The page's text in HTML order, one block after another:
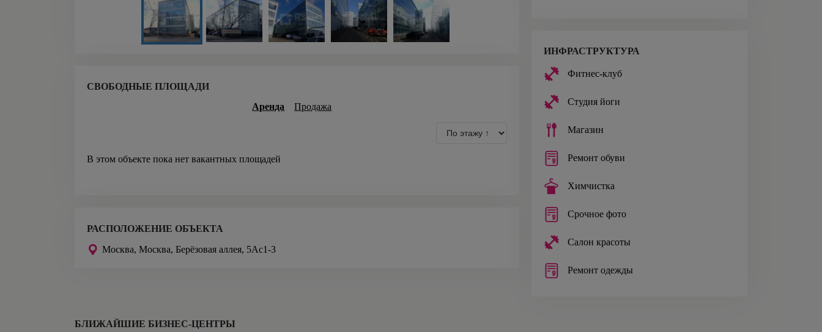
СВОБОДНЫЕ ПЛОЩАДИ
Аренда
Продажа
В этом объекте пока нет вакантных площадей
РАСПОЛОЖЕНИЕ ОБЪЕКТА
Москва, Москва, Берёзовая аллея, 5Ас1-3
ИНФРАСТРУКТУРА
Фитнес-клуб
Студия йоги
Магазин
Ремонт обуви
Химчистка
Срочное фото
Салон красоты
Ремонт одежды
БЛИЖАЙШИЕ БИЗНЕС-ЦЕНТРЫ